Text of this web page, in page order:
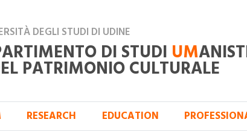
DEGLI STUDI DI UDINE
DI STUDI UM
PATRIMONIO CULTURALE
RESEARCH EDUCATION